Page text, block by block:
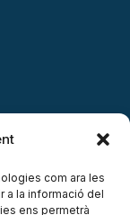
com ara les
a la informació del
ens permetrà